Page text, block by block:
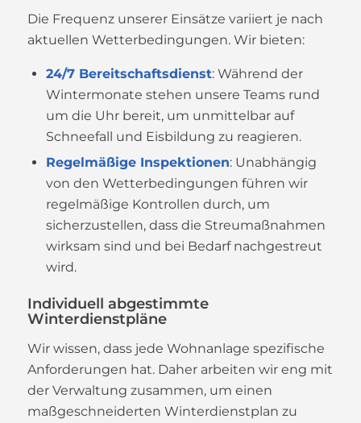
Die Frequenz unserer Einsätze variiert je nach
aktuellen Wetterbedingungen. Wir bieten:
24/7 Bereitschaftsdienst: Während der
Wintermonate stehen unsere Teams rund
um die Uhr bereit, um unmittelbar auf
Schneefall und Eisbildung zu reagieren.
Regelmäßige Inspektionen: Unabhängig
von den Wetterbedingungen führen wir
regelmäßige Kontrollen durch, um
sicherzustellen, dass die Streumaßnahmen
wirksam sind und bei Bedarf nachgestreut
wird.
Individuell abgestimmte
Winterdienstpläne
Wir wissen, dass jede Wohnanlage spezifische
Anforderungen hat. Daher arbeiten wir eng mit
der Verwaltung zusammen, um einen
maßgeschneiderten Winterdienstplan zu